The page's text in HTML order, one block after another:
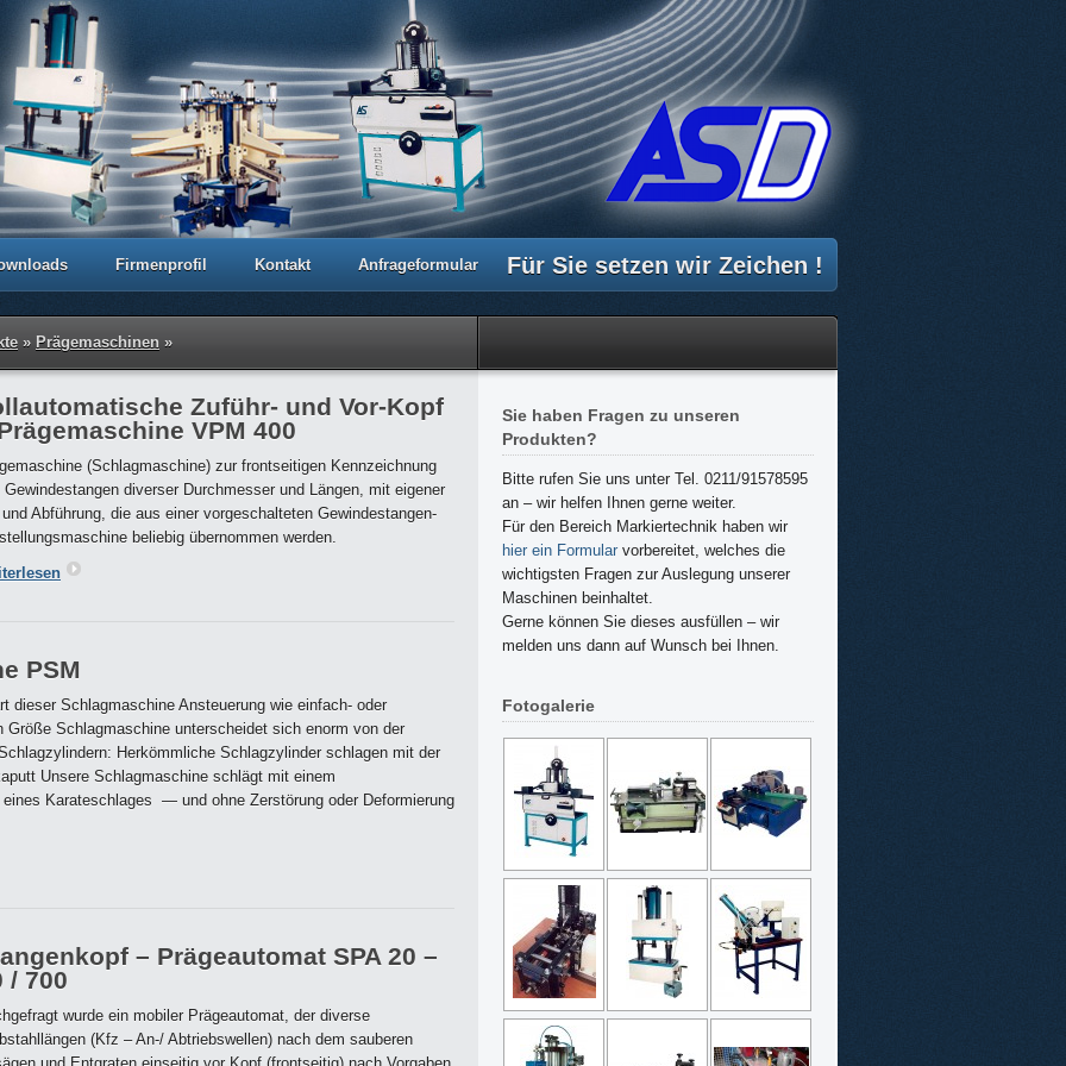
Firmenprofil Kontakt Anfrageformular Für Sie setzen wir Zeichen !
» Prägemaschinen »
Zuführ- und Vor-Kopf
VPM 400
(Schlagmaschine) zur frontseitigen Kennzeichnung
Gewindestangen diverser Durchmesser und Längen, mit eigener
Abführung, die aus einer vorgeschalteten Gewindestangen-
beliebig übernommen werden.
PSM
dieser Schlagmaschine Ansteuerung wie einfach- oder
Größe Schlagmaschine unterscheidet sich enorm von der
Herkömmliche Schlagzylinder schlagen mit der
Unsere Schlagmaschine schlägt mit einem
Karateschlages — und ohne Zerstörung oder Deformierung
– Prägeautomat SPA 20 –
/ 700
wurde ein mobiler Prägeautomat, der diverse
(Kfz – An-/ Abtriebswellen) nach dem sauberen
Sie haben Fragen zu unseren
Produkten?
Bitte rufen Sie uns unter Tel. 0211/91578595
an – wir helfen Ihnen gerne weiter.
Für den Bereich Markiertechnik haben wir
hier ein Formular vorbereitet, welches die
wichtigsten Fragen zur Auslegung unserer
Maschinen beinhaltet.
Gerne können Sie dieses ausfüllen – wir
melden uns dann auf Wunsch bei Ihnen.
Fotogalerie